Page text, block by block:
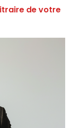
de votre